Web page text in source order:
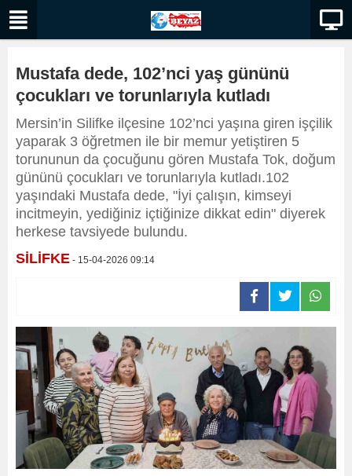
Mustafa dede, 102’nci yaş gününü
çocukları ve torunlarıyla kutladı
Mersin’in Silifke ilçesine 102’nci yaşına giren işçilik
yaparak 3 öğretmen ile bir memur yetiştiren 5
torununun da çocuğunu gören Mustafa Tok, doğum
gününü çocukları ve torunlarıyla kutladı.102
yaşındaki Mustafa dede, "İyi çalışın, kimseyi
incitmeyin, yediğiniz içtiğinize dikkat edin" diyerek
herkese tavsiyede bulundu.
SİLİFKE - 15-04-2026 09:14